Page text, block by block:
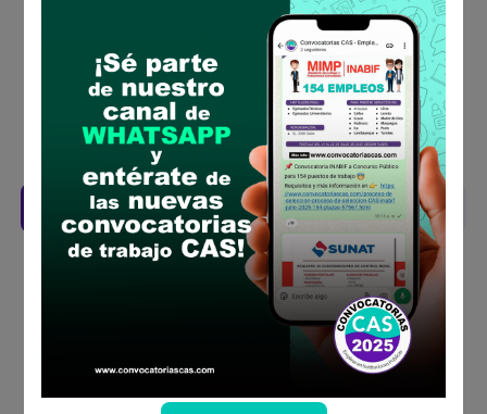
requisitos para el puesto
Prepara tu documentación y presentalo en
la fechas y por los medios que indica las
bases
Revisar el cronograma para conocer cuando
se publicará los resultados
Descarga aquí las Bases